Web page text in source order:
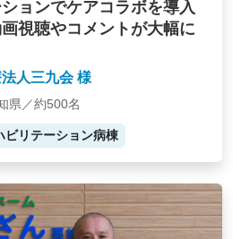
ョンでケアコラボを導入
視聴やコメントが大幅に
法人三九会 様
県／約500名
ビリテーション病棟